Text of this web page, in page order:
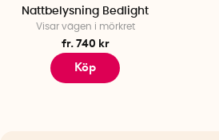
Nattbelysning Bedlight
Visar vägen i mörkret
fr. 740 kr
Köp